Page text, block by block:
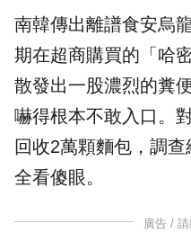
南韓傳出離譜食安烏
期在超商購買的「 哈
散發出一股濃烈的糞
嚇得根本不敢入口。
回收2萬顆麵包，調
全看傻眼。
廣告 /